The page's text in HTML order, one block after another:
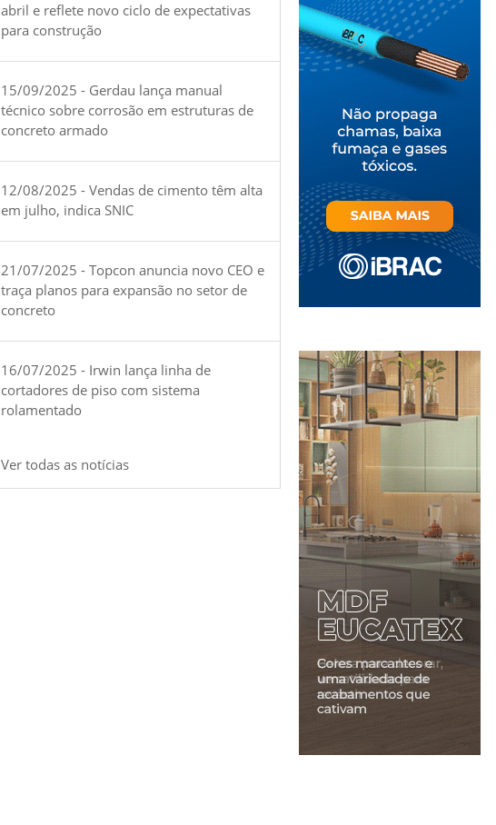
abril e reflete novo ciclo de expectativas
para construção
15/09/2025 - Gerdau lança manual
técnico sobre corrosão em estruturas de
concreto armado
12/08/2025 - Vendas de cimento têm alta
em julho, indica SNIC
21/07/2025 - Topcon anuncia novo CEO e
traça planos para expansão no setor de
concreto
16/07/2025 - Irwin lança linha de
cortadores de piso com sistema
rolamentado
Ver todas as notícias